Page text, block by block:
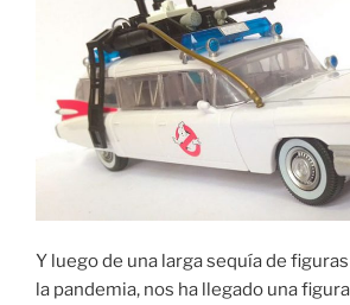
Y luego de una larga sequía de
la pandemia, nos ha llegado una